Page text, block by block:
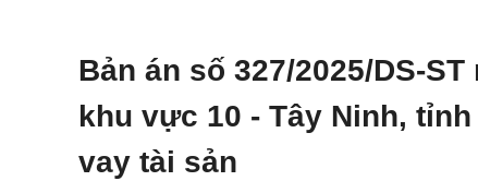
Bản án số 327/2025/DS-
khu vực 10 - Tây Ninh,
vay tài sản